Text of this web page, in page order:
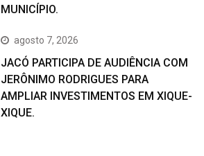
MUNICÍPIO.
agosto 7, 2026
JACÓ PARTICIPA DE AUDIÊNCIA COM
JERÔNIMO RODRIGUES PARA
AMPLIAR INVESTIMENTOS EM XIQUE-
XIQUE.